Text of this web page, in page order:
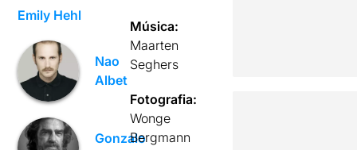
Emily Hehl
Nao
Albet
Gonzalo
Música:
Maarten
Seghers
Fotografia:
Wonge
Bergmann